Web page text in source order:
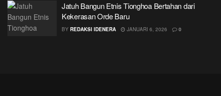
Jatuh Bangun Etnis Tionghoa Bertahan dari
Kekerasan Orde Baru
BY REDAKSI IDENERA JANUARI 6, 2026 0